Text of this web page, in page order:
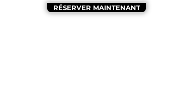
RÉSERVER MAINTENANT